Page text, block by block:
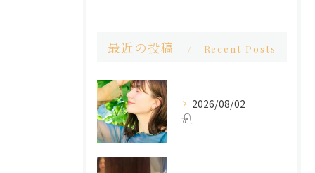
最近の投稿 Recent Posts
2026/08/02
𓍯